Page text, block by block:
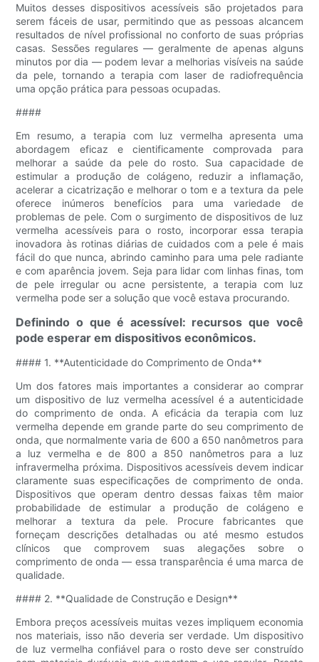
Muitos desses dispositivos acessíveis são projetados para
serem fáceis de usar, permitindo que as pessoas alcancem
resultados de nível profissional no conforto de suas próprias
casas. Sessões regulares — geralmente de apenas alguns
minutos por dia — podem levar a melhorias visíveis na saúde
da pele, tornando a terapia com laser de radiofrequência
uma opção prática para pessoas ocupadas.
####
Em resumo, a terapia com luz vermelha apresenta uma
abordagem eficaz e cientificamente comprovada para
melhorar a saúde da pele do rosto. Sua capacidade de
estimular a produção de colágeno, reduzir a inflamação,
acelerar a cicatrização e melhorar o tom e a textura da pele
oferece inúmeros benefícios para uma variedade de
problemas de pele. Com o surgimento de dispositivos de luz
vermelha acessíveis para o rosto, incorporar essa terapia
inovadora às rotinas diárias de cuidados com a pele é mais
fácil do que nunca, abrindo caminho para uma pele radiante
e com aparência jovem. Seja para lidar com linhas finas, tom
de pele irregular ou acne persistente, a terapia com luz
vermelha pode ser a solução que você estava procurando.
Definindo o que é acessível: recursos que você
pode esperar em dispositivos econômicos.
#### 1. **Autenticidade do Comprimento de Onda**
Um dos fatores mais importantes a considerar ao comprar
um dispositivo de luz vermelha acessível é a autenticidade
do comprimento de onda. A eficácia da terapia com luz
vermelha depende em grande parte do seu comprimento de
onda, que normalmente varia de 600 a 650 nanômetros para
a luz vermelha e de 800 a 850 nanômetros para a luz
infravermelha próxima. Dispositivos acessíveis devem indicar
claramente suas especificações de comprimento de onda.
Dispositivos que operam dentro dessas faixas têm maior
probabilidade de estimular a produção de colágeno e
melhorar a textura da pele. Procure fabricantes que
forneçam descrições detalhadas ou até mesmo estudos
clínicos que comprovem suas alegações sobre o
comprimento de onda — essa transparência é uma marca de
qualidade.
#### 2. **Qualidade de Construção e Design**
Embora preços acessíveis muitas vezes impliquem economia
nos materiais, isso não deveria ser verdade. Um dispositivo
de luz vermelha confiável para o rosto deve ser construído